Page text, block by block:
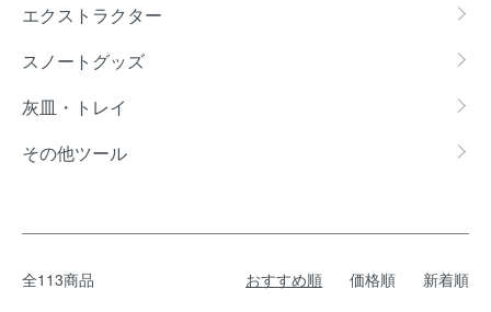
エクストラクター
スノートグッズ
灰皿・トレイ
その他ツール
全113商品 おすすめ順 価格順 新着順